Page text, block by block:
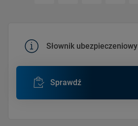
Słownik ubezpieczeniowy
Sprawdź